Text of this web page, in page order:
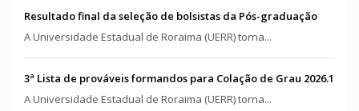
Resultado final da seleção de bolsistas da Pós-graduação
A Universidade Estadual de Roraima (UERR) torna...
3ª Lista de prováveis formandos para Colação de Grau 2026.1
A Universidade Estadual de Roraima (UERR) torna...